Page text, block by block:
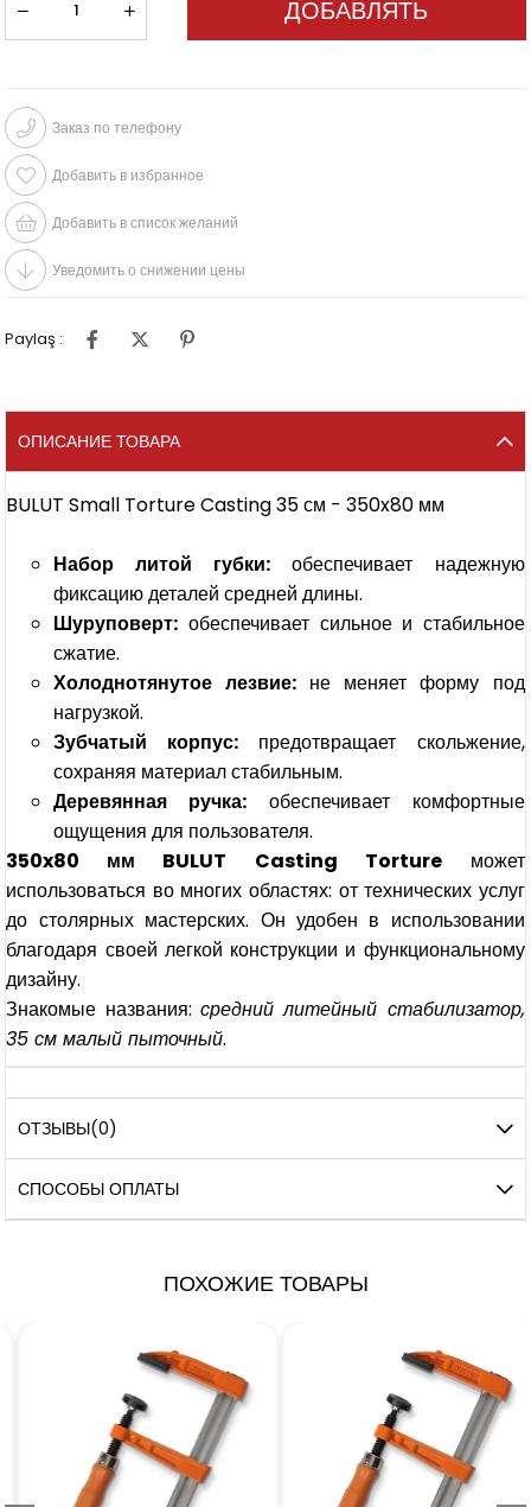
Заказ по телефону
Добавить в избранное
Добавить в список желаний
Уведомить о снижении цены
Paylaş :
ОПИСАНИЕ ТОВАРА
BULUT Small Torture Casting 35 см - 350x80 мм
Набор литой губки:обеспечивает надежную
фиксацию деталей средней длины.
Шуруповерт: обеспечивает сильное и стабильное
сжатие.
Холоднотянутое лезвие:не меняет форму под
нагрузкой.
Зубчатый корпус:предотвращает скольжение,
сохраняя материал стабильным.
Деревянная ручка: обеспечивает комфортные
ощущения для пользователя.
350x80 мм BULUT Casting Tortureможет
использоваться во многих областях: от технических услуг
до столярных мастерских. Он удобен в использовании
благодаря своей легкой конструкции и функциональному
дизайну.
Знакомые названия: средний литейный стабилизатор,
35 см малый пыточный.
ОТЗЫВЫ(0)
СПОСОБЫ ОПЛАТЫ
ПОХОЖИЕ ТОВАРЫ